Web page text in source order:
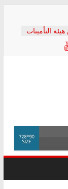
التأمينات
لا ينهي
بكشف
الصحي إلى
“الحق
أعمال
يعلن
ويؤكد:
العادلة